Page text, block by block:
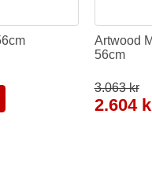
Artwood
56cm
3.063 kr
2.604